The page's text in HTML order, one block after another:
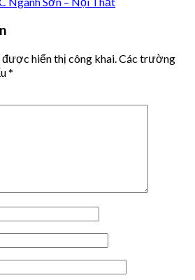
được hiển thị công khai.Các trường
*